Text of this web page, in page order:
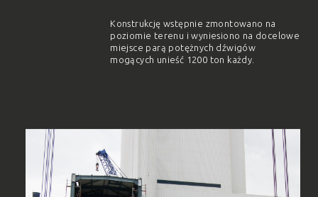
Konstrukcję wstępnie zmontowano na
poziomie terenu i wyniesiono na docelowe
miejsce parą potężnych dźwigów
mogących unieść 1200 ton każdy.